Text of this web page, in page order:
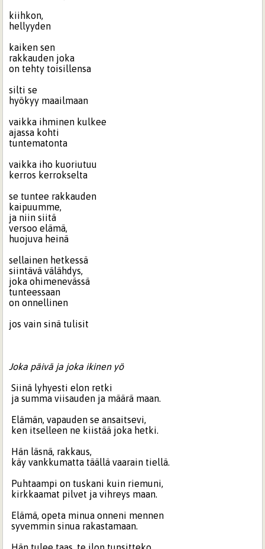
kiihkon,
hellyyden
kaiken sen
rakkauden joka
on tehty toisillensa
silti se
hyökyy maailmaan
vaikka ihminen kulkee
ajassa kohti
tuntematonta
vaikka iho kuoriutuu
kerros kerrokselta
se tuntee rakkauden
kaipuumme,
ja niin siitä
versoo elämä,
huojuva heinä
sellainen hetkessä
siintävä välähdys,
joka ohimenevässä
tunteessaan
on onnellinen
jos vain sinä tulisit
Joka päivä ja joka ikinen yö
Siinä lyhyesti elon retki
ja summa viisauden ja määrä maan.
Elämän, vapauden se ansaitsevi,
ken itselleen ne kiistää joka hetki.
Hän läsnä, rakkaus,
käy vankkumatta täällä vaarain tiellä.
Puhtaampi on tuskani kuin riemuni,
kirkkaamat pilvet ja vihreys maan.
Elämä, opeta minua onneni mennen
syvemmin sinua rakastamaan.